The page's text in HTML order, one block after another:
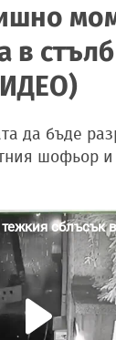
в стълб
да бъде
шофьор